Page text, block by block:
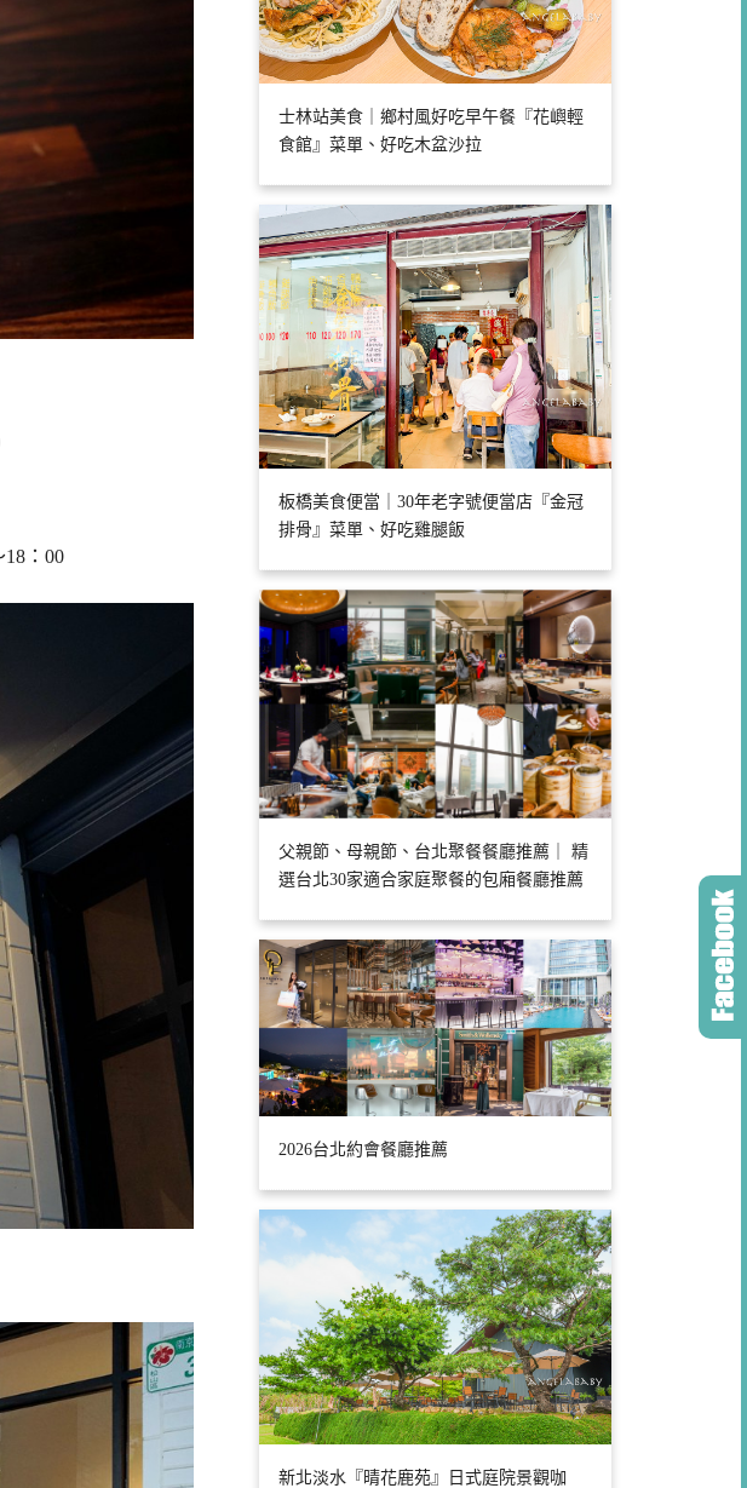
：00
士林站美食｜鄉村風好吃早午餐『花嶼輕
食館』菜單、好吃木盆沙拉
板橋美食便當｜30年老字號便當店『金冠
排骨』菜單、好吃雞腿飯
父親節、母親節、台北聚餐餐廳推薦｜ 精
選台北30家適合家庭聚餐的包廂餐廳推薦
2026台北約會餐廳推薦
新北淡水『晴花鹿苑』日式庭院景觀咖